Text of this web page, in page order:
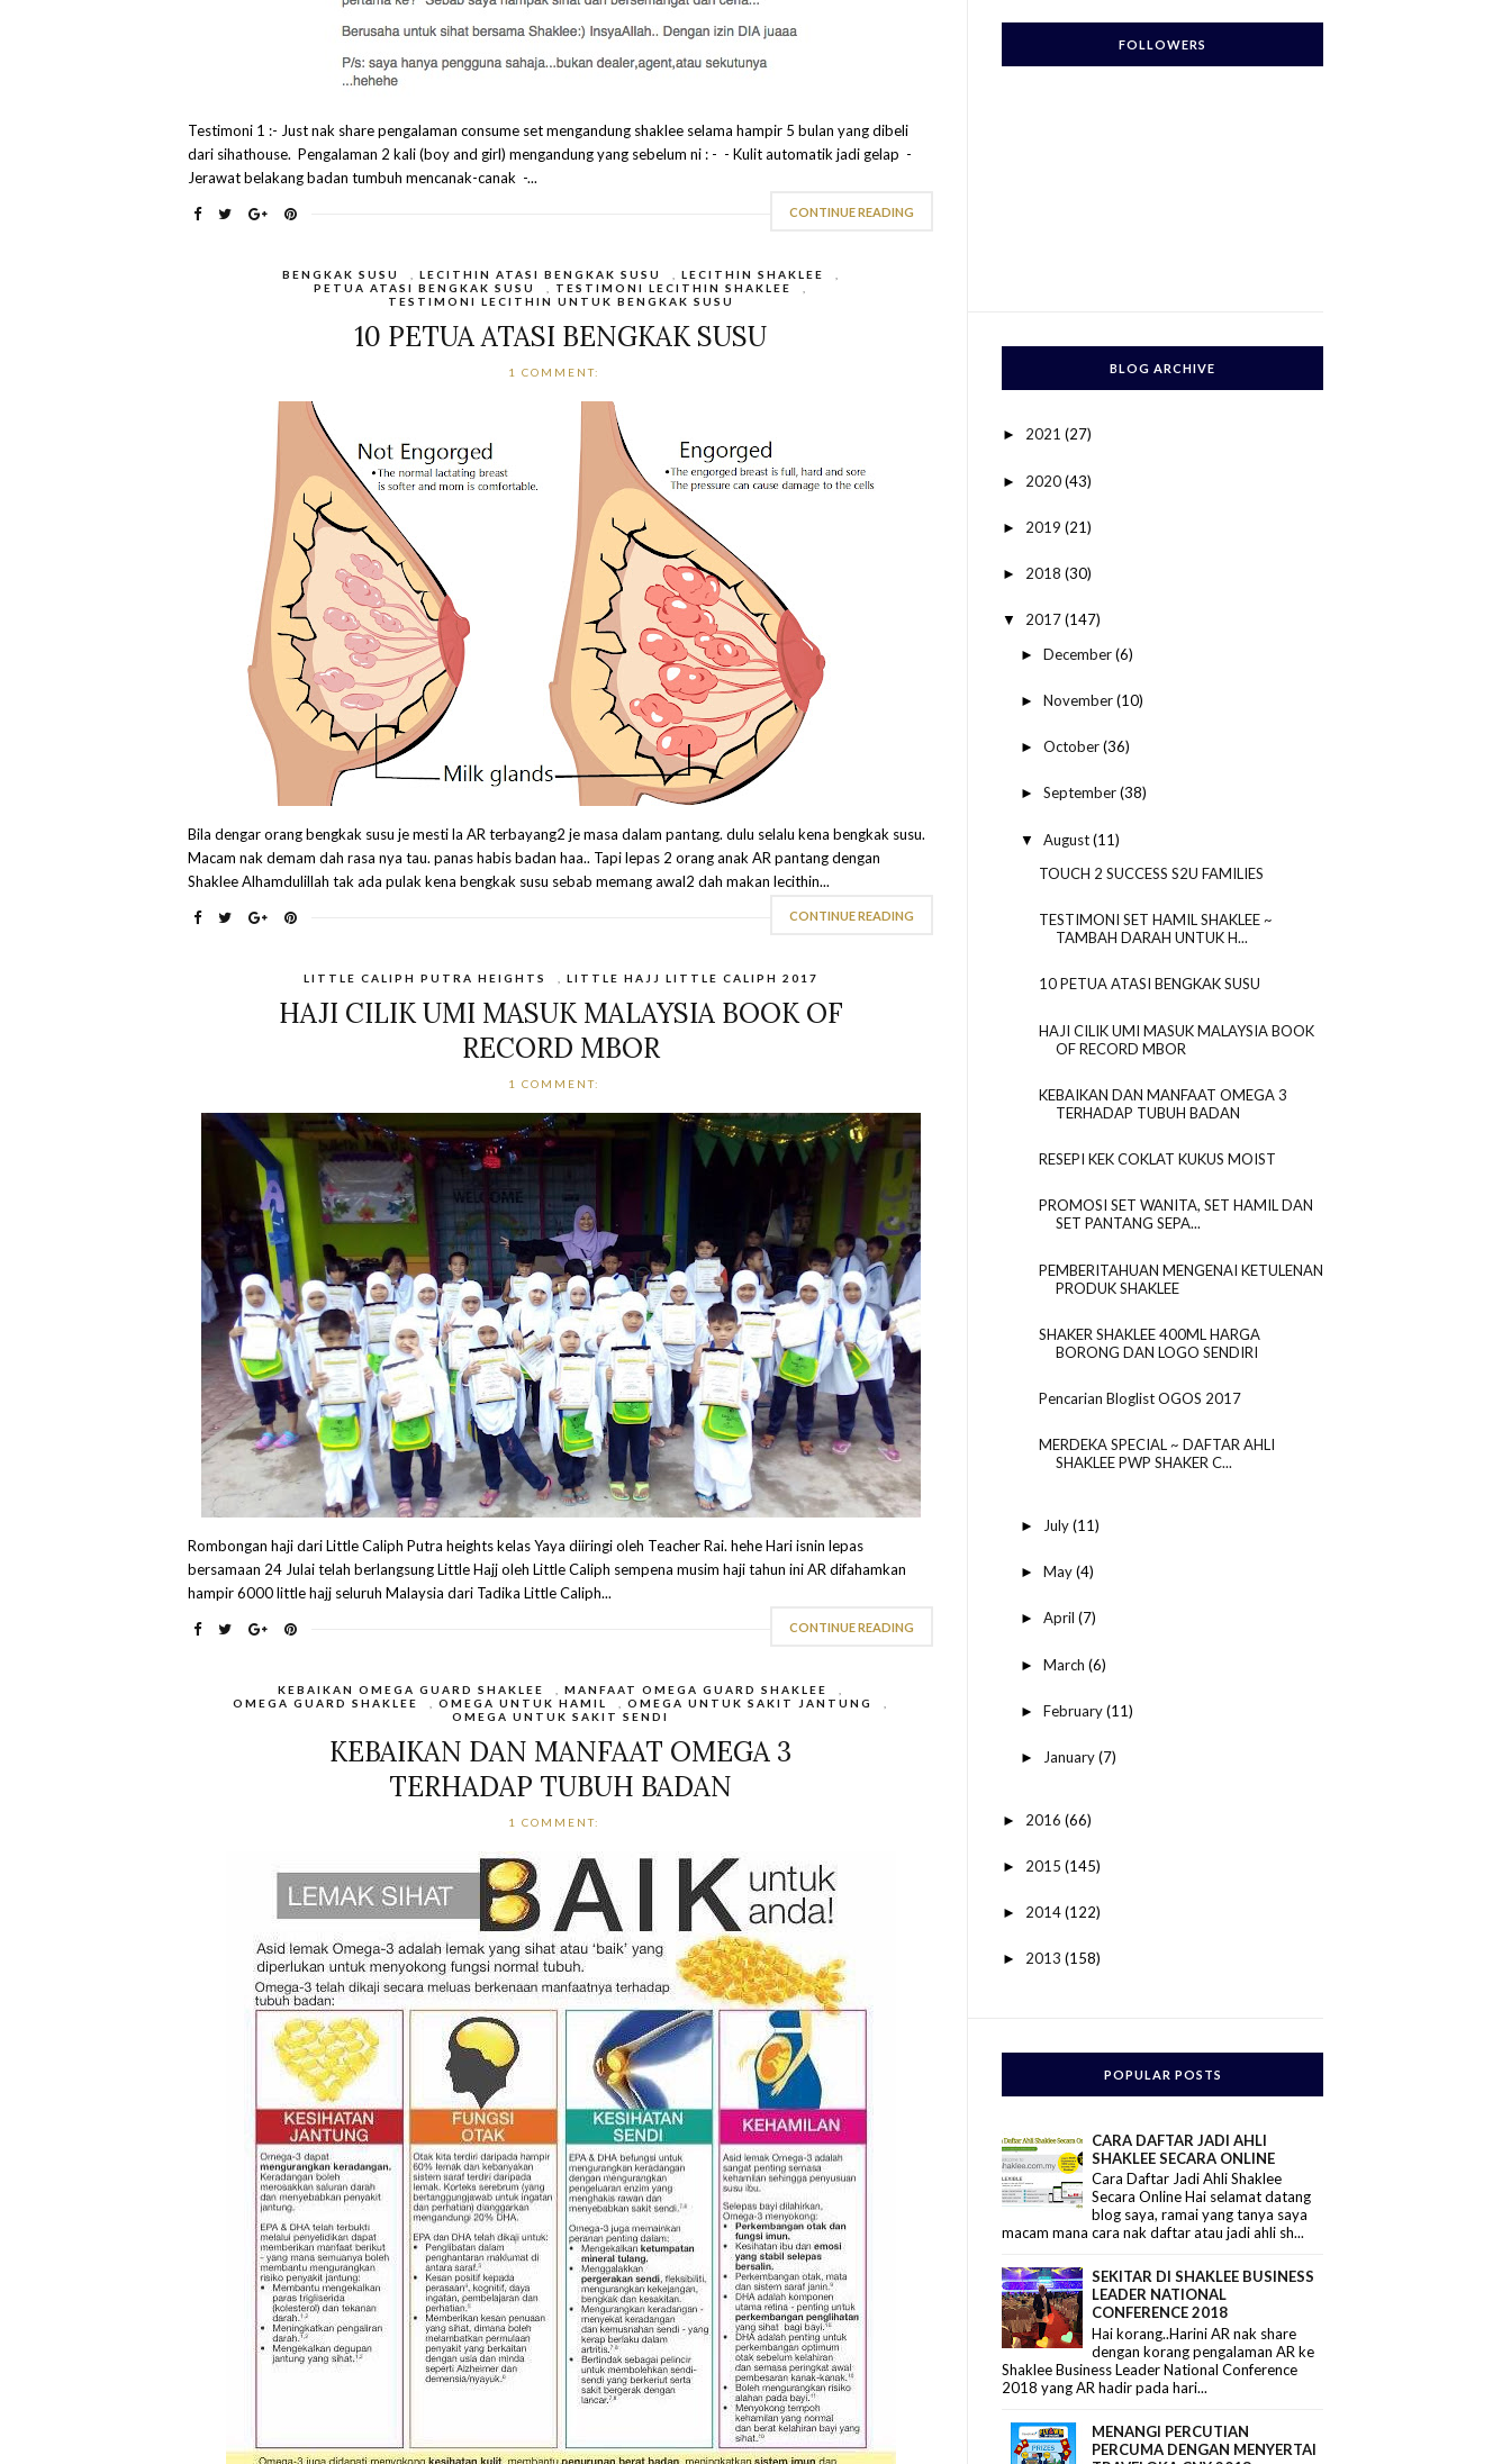
Testimoni 1 :- Just nak share pengalaman consume set mengandung shaklee selama hampir 5 bulan yang dibeli
dari sihathouse. Pengalaman 2 kali (boy and girl) mengandung yang sebelum ni : - - Kulit automatik jadi gelap -
Jerawat belakang badan tumbuh mencanak-canak -...
CONTINUE READING
BENGKAK SUSU LECITHIN ATASI BENGKAK SUSU LECITHIN SHAKLEE
PETUA ATASI BENGKAK SUSU
TESTIMONI LECITHIN SHAKLEE
TESTIMONI LECITHIN UNTUK BENGKAK SUSU
10 PETUA ATASI BENGKAK SUSU
1 COMMENT:
Bila dengar orang bengkak susu je mesti la AR terbayang2 je masa dalam pantang. dulu selalu kena bengkak susu.
Macam nak demam dah rasa nya tau. panas habis badan haa.. Tapi lepas 2 orang anak AR pantang dengan
Shaklee Alhamdulillah tak ada pulak kena bengkak susu sebab memang awal2 dah makan lecithin...
CONTINUE READING
LITTLE CALIPH PUTRA HEIGHTS LITTLE HAJJ LITTLE CALIPH 2017
HAJI CILIK UMI MASUK MALAYSIA BOOK OF
RECORD MBOR
1 COMMENT:
Rombongan haji dari Little Caliph Putra heights kelas Yaya diiringi oleh Teacher Rai. hehe Hari isnin lepas
bersamaan 24 Julai telah berlangsung Little Hajj oleh Little Caliph sempena musim haji tahun ini AR difahamkan
hampir 6000 little hajj seluruh Malaysia dari Tadika Little Caliph...
CONTINUE READING
KEBAIKAN OMEGA GUARD SHAKLEE ,MANFAAT OMEGA GUARD SHAKLEE
OMEGA GUARD SHAKLEE
,OMEGA UNTUK HAMIL ,OMEGA UNTUK SAKIT JANTUNG
OMEGA UNTUK SAKIT SENDI
KEBAIKAN DAN MANFAAT OMEGA 3
TERHADAP TUBUH BADAN
1 COMMENT:
FOLLOWERS
BLOG ARCHIVE
► 2021(27)
► 2020(43)
► 2019(21)
► 2018(30)
▼ 2017(147)
► December(6)
► November(10)
► October(36)
► September(38)
▼ August(11)
TOUCH 2 SUCCESS S2U FAMILIES
TESTIMONI SET HAMIL SHAKLEE ~
TAMBAH DARAH UNTUK H...
10 PETUA ATASI BENGKAK SUSU
HAJI CILIK UMI MASUK MALAYSIA BOOK
OF RECORD MBOR
KEBAIKAN DAN MANFAAT OMEGA 3
TERHADAP TUBUH BADAN
RESEPI KEK COKLAT KUKUS MOIST
PROMOSI SET WANITA, SET HAMIL DAN
SET PANTANG SEPA...
PEMBERITAHUAN MENGENAI KETULENAN
PRODUK SHAKLEE
SHAKER SHAKLEE 400ML HARGA
BORONG DAN LOGO SENDIRI
Pencarian Bloglist OGOS 2017
MERDEKA SPECIAL ~ DAFTAR AHLI
SHAKLEE PWP SHAKER C...
► July(11)
► May(4)
► April (7)
► March (6)
► February(11)
► January(7)
► 2016(66)
► 2015(145)
► 2014(122)
► 2013(158)
POPULAR POSTS
CARA DAFTAR JADI AHLI
SHAKLEE SECARA ONLINE
Cara Daftar Jadi Ahli Shaklee
Secara Online Hai selamat datang
blog saya, ramai yang tanya saya
macam mana cara nak daftar atau jadi ahli sh...
SEKITAR DI SHAKLEE BUSINESS
LEADER NATIONAL
CONFERENCE 2018
Hai korang..Harini AR nak share
dengan korang pengalaman AR ke
Shaklee Business Leader National Conference
2018 yang AR hadir pada hari...
MENANGI PERCUTIAN
PERCUMA DENGAN MENYERTAI